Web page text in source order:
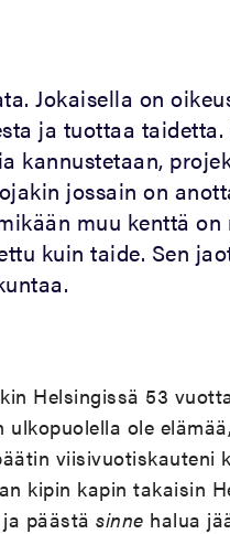
Jokaisella on
ja tuottaa
kannustetaan,
jossain on
muu kenttä
kuin taide. Sen
Helsingissä 53
ole
viisivuotiskauteni
kipin kapin takaisin
päästä sinne halua